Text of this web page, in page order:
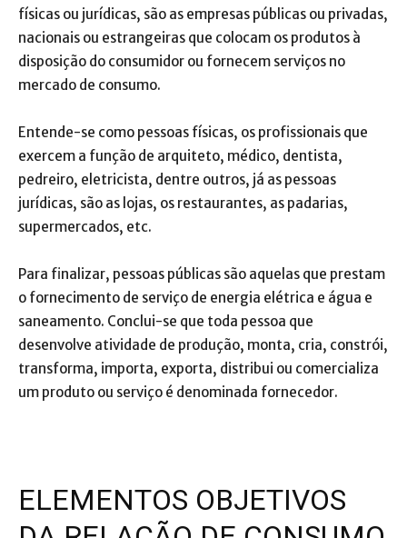
físicas ou jurídicas, são as empresas públicas ou privadas,
nacionais ou estrangeiras que colocam os produtos à
disposição do consumidor ou fornecem serviços no
mercado de consumo.
Entende-se como pessoas físicas, os profissionais que
exercem a função de arquiteto, médico, dentista,
pedreiro, eletricista, dentre outros, já as pessoas
jurídicas, são as lojas, os restaurantes, as padarias,
supermercados, etc.
Para finalizar, pessoas públicas são aquelas que prestam
o fornecimento de serviço de energia elétrica e água e
saneamento. Conclui-se que toda pessoa que
desenvolve atividade de produção, monta, cria, constrói,
transforma, importa, exporta, distribui ou comercializa
um produto ou serviço é denominada fornecedor.
ELEMENTOS OBJETIVOS